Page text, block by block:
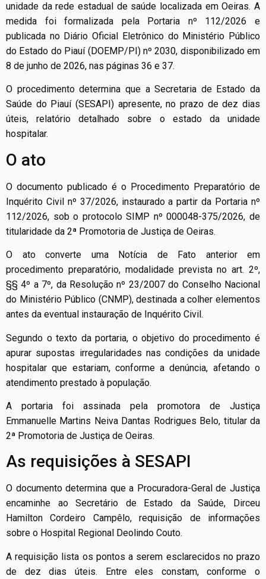
unidade da rede estadual de saúde localizada em Oeiras. A
medida foi formalizada pela Portaria nº 112/2026 e
publicada no Diário Oficial Eletrônico do Ministério Público
do Estado do Piauí (DOEMP/PI) nº 2030, disponibilizado em
8 de junho de 2026, nas páginas 36 e 37.
O procedimento determina que a Secretaria de Estado da
Saúde do Piauí (SESAPI) apresente, no prazo de dez dias
úteis, relatório detalhado sobre o estado da unidade
hospitalar.
O ato
O documento publicado é o Procedimento Preparatório de
Inquérito Civil nº 37/2026, instaurado a partir da Portaria nº
112/2026, sob o protocolo SIMP nº 000048-375/2026, de
titularidade da 2ª Promotoria de Justiça de Oeiras.
O ato converte uma Notícia de Fato anterior em
procedimento preparatório, modalidade prevista no art. 2º,
§§ 4º a 7º, da Resolução nº 23/2007 do Conselho Nacional
do Ministério Público (CNMP), destinada a colher elementos
antes da eventual instauração de Inquérito Civil.
Segundo o texto da portaria, o objetivo do procedimento é
apurar supostas irregularidades nas condições da unidade
hospitalar que estariam, conforme a denúncia, afetando o
atendimento prestado à população.
A portaria foi assinada pela promotora de Justiça
Emmanuelle Martins Neiva Dantas Rodrigues Belo, titular da
2ª Promotoria de Justiça de Oeiras.
As requisições à SESAPI
O documento determina que a Procuradora-Geral de Justiça
encaminhe ao Secretário de Estado da Saúde, Dirceu
Hamilton Cordeiro Campêlo, requisição de informações
sobre o Hospital Regional Deolindo Couto.
A requisição lista os pontos a serem esclarecidos no prazo
de dez dias úteis. Entre eles constam, conforme o